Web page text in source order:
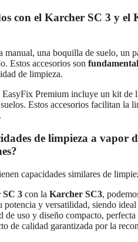
con el Karcher SC 3 y
una boquilla de suelo, un
Estos accesorios son
de limpieza.
Premium incluye un kit de
Estos accesorios facilitan la
de limpieza a
capacidades similares de
3 con la Karcher SC3,
potencia y versatilidad, siendo
de uso y diseño compacto,
de calidad garantizada por la